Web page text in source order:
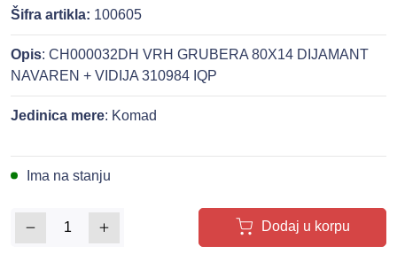
Šifra artikla: 100605
Opis: CH000032DH VRH GRUBERA 80X14 DIJAMANT
NAVAREN + VIDIJA 310984 IQP
Jedinica mere: Komad
Ima na stanju
Dodaj u korpu